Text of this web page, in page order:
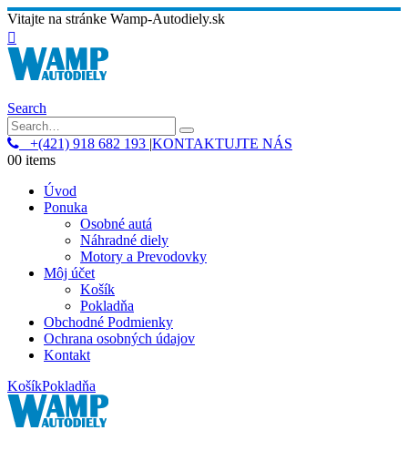
Vitajte na stránke Wamp-Autodiely.sk
Search
+(421) 918 682 193 |KONTAKTUJTE NÁS
00 items
Úvod
Ponuka
Osobné autá
Náhradné diely
Motory a Prevodovky
Môj účet
Košík
Pokladňa
Obchodné Podmienky
Ochrana osobných údajov
Kontakt
KošíkPokladňa